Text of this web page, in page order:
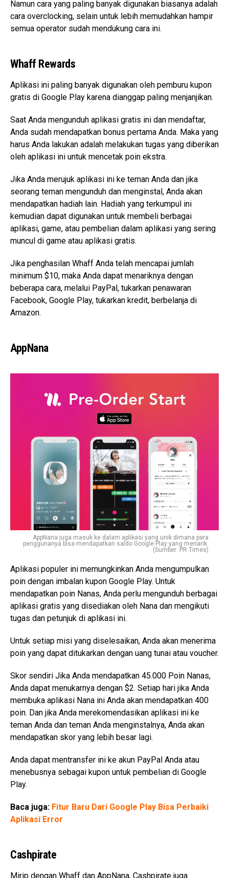
Namun cara yang paling banyak digunakan biasanya adalah
cara overclocking, selain untuk lebih memudahkan hampir
semua operator sudah mendukung cara ini.
Whaff Rewards
Aplikasi ini paling banyak digunakan oleh pemburu kupon
gratis di Google Play karena dianggap paling menjanjikan.
Saat Anda mengunduh aplikasi gratis ini dan mendaftar,
Anda sudah mendapatkan bonus pertama Anda. Maka yang
harus Anda lakukan adalah melakukan tugas yang diberikan
oleh aplikasi ini untuk mencetak poin ekstra.
Jika Anda merujuk aplikasi ini ke teman Anda dan jika
seorang teman mengunduh dan menginstal, Anda akan
mendapatkan hadiah lain. Hadiah yang terkumpul ini
kemudian dapat digunakan untuk membeli berbagai
aplikasi, game, atau pembelian dalam aplikasi yang sering
muncul di game atau aplikasi gratis.
Jika penghasilan Whaff Anda telah mencapai jumlah
minimum $10, maka Anda dapat menariknya dengan
beberapa cara, melalui PayPal, tukarkan penawaran
Facebook, Google Play, tukarkan kredit, berbelanja di
Amazon.
AppNana
AppNana juga masuk ke dalam aplikasi yang unik dimana para
penggunanya bisa mendapatkan saldo Google Play yang menarik.
(Sumber: PR Times)
Aplikasi populer ini memungkinkan Anda mengumpulkan
poin dengan imbalan kupon Google Play. Untuk
mendapatkan poin Nanas, Anda perlu mengunduh berbagai
aplikasi gratis yang disediakan oleh Nana dan mengikuti
tugas dan petunjuk di aplikasi ini.
Untuk setiap misi yang diselesaikan, Anda akan menerima
poin yang dapat ditukarkan dengan uang tunai atau voucher.
Skor sendiri Jika Anda mendapatkan 45.000 Poin Nanas,
Anda dapat menukarnya dengan $2. Setiap hari jika Anda
membuka aplikasi Nana ini Anda akan mendapatkan 400
poin. Dan jika Anda merekomendasikan aplikasi ini ke
teman Anda dan teman Anda menginstalnya, Anda akan
mendapatkan skor yang lebih besar lagi.
Anda dapat mentransfer ini ke akun PayPal Anda atau
menebusnya sebagai kupon untuk pembelian di Google
Play.
Baca juga: Fitur Baru Dari Google Play Bisa Perbaiki
Aplikasi Error
Cashpirate
Mirip dengan Whaff dan AppNana, Cashpirate juga